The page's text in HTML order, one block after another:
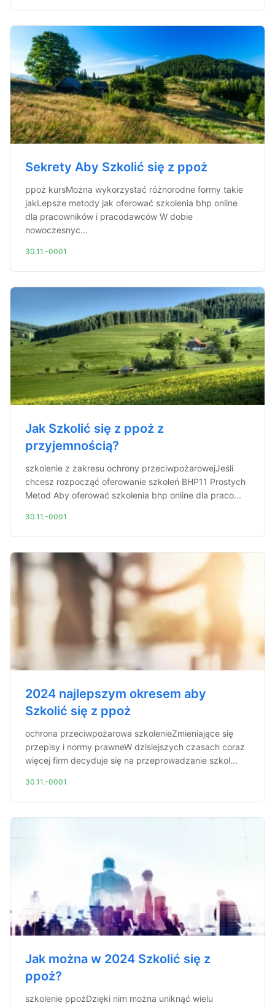
Sekrety Aby Szkolić się z ppoż
ppoż kursMożna wykorzystać różnorodne formy takie
jakLepsze metody jak oferować szkolenia bhp online
dla pracowników i pracodawców W dobie
nowoczesnyc...
30.11.-0001
Jak Szkolić się z ppoż z
przyjemnością?
szkolenie z zakresu ochrony przeciwpożarowejJeśli
chcesz rozpocząć oferowanie szkoleń BHP11 Prostych
Metod Aby oferować szkolenia bhp online dla praco...
30.11.-0001
2024 najlepszym okresem aby
Szkolić się z ppoż
ochrona przeciwpożarowa szkolenieZmieniające się
przepisy i normy prawneW dzisiejszych czasach coraz
więcej firm decyduje się na przeprowadzanie szkol...
30.11.-0001
Jak można w 2024 Szkolić się z
ppoż?
szkolenie ppożDzięki nim można uniknąć wielu